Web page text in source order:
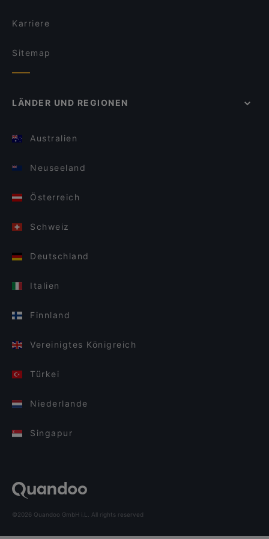
Karriere
Sitemap
LÄNDER UND REGIONEN
Australien
Neuseeland
Österreich
Schweiz
Deutschland
Italien
Finnland
Vereinigtes Königreich
Türkei
Niederlande
Singapur
©2026 Quandoo GmbH i.L. All rights reserved